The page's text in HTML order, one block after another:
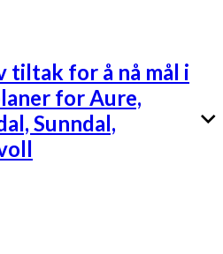
tiltak for å nå mål i
for Aure,
Sunndal,